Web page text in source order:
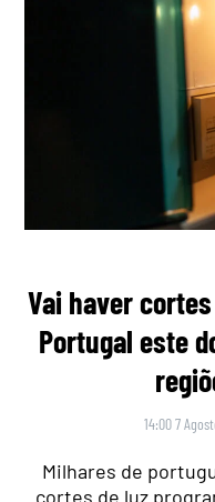
Vai haver
Portugal este
14:00 7
Milhares de
cortes de luz